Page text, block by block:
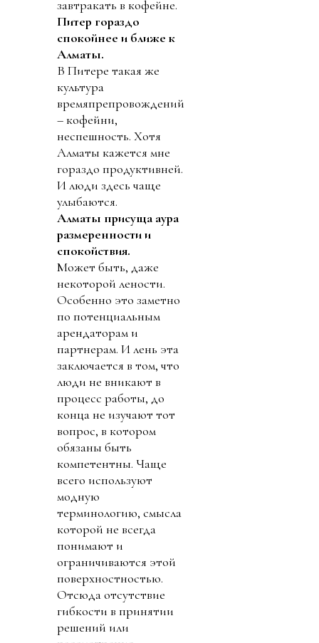
завтракать в кофейне.
Питер гораздо
спокойнее и ближе к
Алматы.
В Питере такая же
культура
времяпрепровождений
– кофейни,
неспешность. Хотя
Алматы кажется мне
гораздо продуктивней.
И люди здесь чаще
улыбаются.
Алматы присуща аура
размеренности и
спокойствия.
Может быть, даже
некоторой лености.
Особенно это заметно
по потенциальным
арендаторам и
партнерам. И лень эта
заключается в том, что
люди не вникают в
процесс работы, до
конца не изучают тот
вопрос, в котором
обязаны быть
компетентны. Чаще
всего используют
модную
терминологию, смысла
которой не всегда
понимают и
ограничиваются этой
поверхностностью.
Отсюда отсутствие
гибкости в принятии
решений или